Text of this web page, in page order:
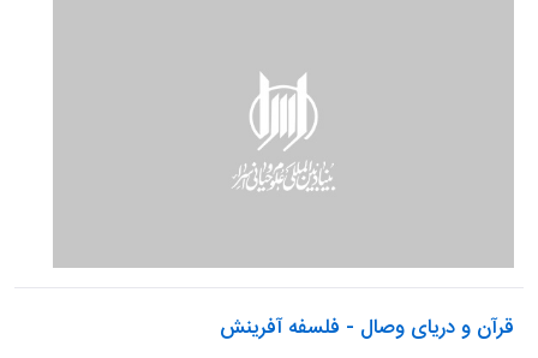
قرآن و دریای وصال - فلسفه آفرینش